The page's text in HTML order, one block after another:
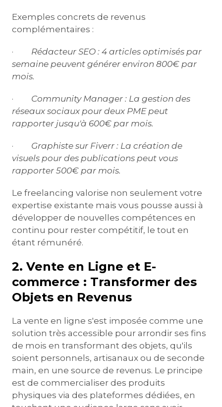
Exemples concrets de revenus
complémentaires :
· Rédacteur SEO : 4 articles optimisés par
semaine peuvent générer environ 800€ par
mois.
· Community Manager : La gestion des
réseaux sociaux pour deux PME peut
rapporter jusqu'à 600€ par mois.
· Graphiste sur Fiverr : La création de
visuels pour des publications peut vous
rapporter 500€ par mois.
Le freelancing valorise non seulement votre
expertise existante mais vous pousse aussi à
développer de nouvelles compétences en
continu pour rester compétitif, le tout en
étant rémunéré.
2. Vente en Ligne et E-
commerce : Transformer des
Objets en Revenus
La vente en ligne s'est imposée comme une
solution très accessible pour arrondir ses fins
de mois en transformant des objets, qu'ils
soient personnels, artisanaux ou de seconde
main, en une source de revenus. Le principe
est de commercialiser des produits
physiques via des plateformes dédiées, en